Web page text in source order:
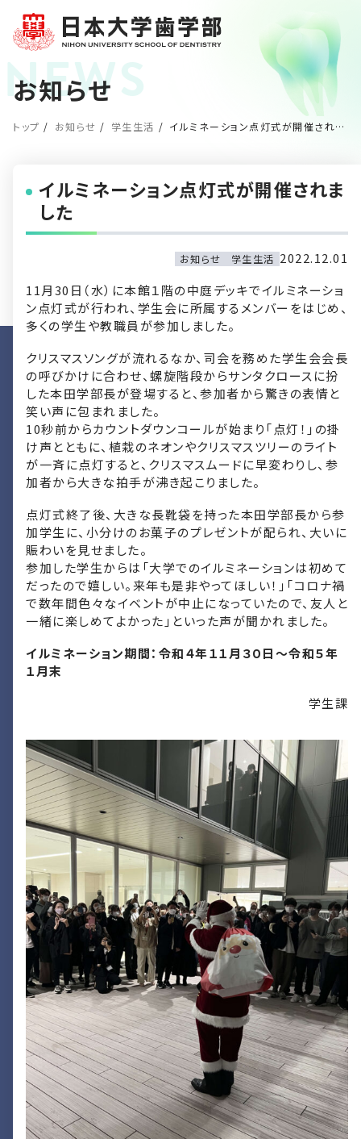
お知らせ
トップ お知らせ 学生生活 イルミネーション点灯式が開催されました
イルミネーション点灯式が開催されま
した
お知らせ 学生生活 2022.12.01
11月30日（水）に本館１階の中庭デッキでイルミネーショ
ン点灯式が行われ、学生会に所属するメンバーをはじめ、
多くの学生や教職員が参加しました。
クリスマスソングが流れるなか、司会を務めた学生会会長
の呼びかけに合わせ、螺旋階段からサンタクロースに扮
した本田学部長が登場すると、参加者から驚きの表情と
笑い声に包まれました。
10秒前からカウントダウンコールが始まり「点灯！」の掛
け声とともに、植栽のネオンやクリスマスツリーのライト
が一斉に点灯すると、クリスマスムードに早変わりし、参
加者から大きな拍手が沸き起こりました。
点灯式終了後、大きな長靴袋を持った本田学部長から参
加学生に、小分けのお菓子のプレゼントが配られ、大いに
賑わいを見せました。
参加した学生からは「大学でのイルミネーションは初めて
だったので嬉しい。来年も是非やってほしい！」「コロナ禍
で数年間色々なイベントが中止になっていたので、友人と
一緒に楽しめてよかった」といった声が聞かれました。
イルミネーション期間：令和４年１１月３０日～令和５年
１月末
学生課